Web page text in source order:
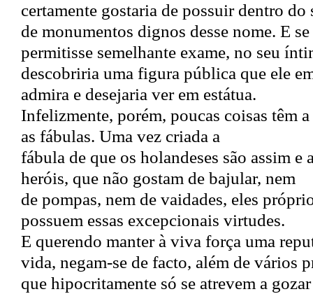
certamente gostaria de possuir dentro
de monumentos dignos desse nome. E se
permitisse semelhante exame, no seu
descobriria uma figura pública que ele
admira e desejaria ver em estátua.
Infelizmente, porém, poucas coisas têm
as fábulas. Uma vez criada a
fábula de que os holandeses são assim e
heróis, que não gostam de bajular, nem
de pompas, nem de vaidades, eles
possuem essas excepcionais virtudes.
E querendo manter à viva força uma
vida, negam-se de facto, além de vários
que hipocritamente só se atrevem a